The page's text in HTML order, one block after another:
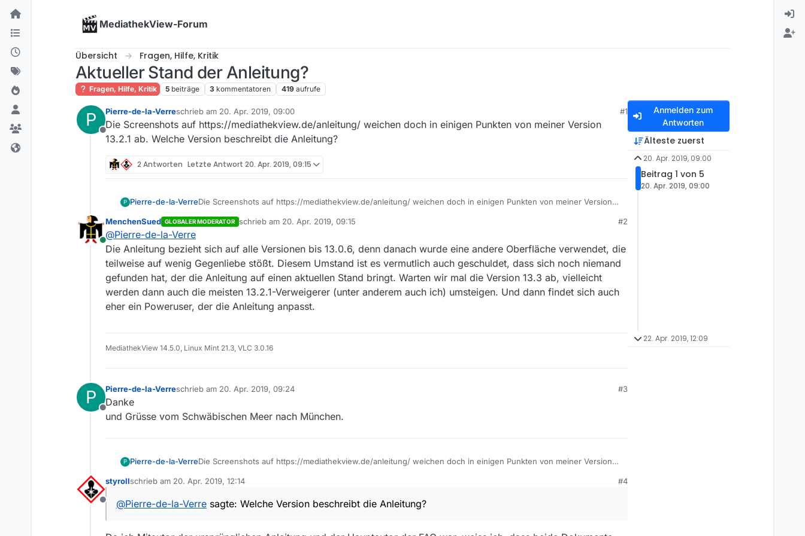
Skip to content
MediathekView-Forum
Übersicht Fragen, Hilfe, Kritik
Aktueller Stand der Anleitung?
Fragen, Hilfe, Kritik 5 beiträge 3 kommentatoren 419 aufrufe
P
Offline
Pierre-de-la-Verreschrieb am 20. Apr. 2019, 09:00
zuletzt editiert von
#1
Die Screenshots auf https://mediathekview.de/anleitung/ weichen doch in einigen Punkten von meiner Version
13.2.1 ab. Welche Version beschreibt die Anleitung?
2 Antworten Letzte Antwort 20. Apr. 2019, 09:15
P Pierre-de-la-VerreDie Screenshots auf https://mediathekview.de/anleitung/ weichen doch in einigen Punkten von meiner Version
Online
MenchenSued GLOBALER MODERATOR schrieb am 20. Apr. 2019, 09:15
zuletzt editiert von
#2
@Pierre-de-la-Verre
Die Anleitung bezieht sich auf alle Versionen bis 13.0.6, denn danach wurde eine andere Oberfläche verwendet, die
teilweise auf wenig Gegenliebe stößt. Diesem Umstand ist es vermutlich auch geschuldet, dass sich noch niemand
gefunden hat, der die Anleitung auf einen aktuellen Stand bringt. Warten wir mal die Version 13.3 ab, vielleicht
werden dann auch die meisten 13.2.1-Verweigerer (unter anderem auch ich) umsteigen. Und dann findet sich auch
eher ein Poweruser, der die Anleitung anpasst.
MediathekView 14.5.0, Linux Mint 21.3, VLC 3.0.16
P
Offline
Pierre-de-la-Verreschrieb am 20. Apr. 2019, 09:24
zuletzt editiert von
#3
Danke
und Grüsse vom Schwäbischen Meer nach München.
P Pierre-de-la-VerreDie Screenshots auf https://mediathekview.de/anleitung/ weichen doch in einigen Punkten von meiner Version
Offline
styrollschrieb am 20. Apr. 2019, 12:14
zuletzt editiert von
#4
@Pierre-de-la-Verre sagte: Welche Version beschreibt die Anleitung?
Anmelden zum
Antworten
Älteste zuerst
20. Apr. 2019, 09:00
Beitrag 1 von 5
20. Apr. 2019, 09:00
22. Apr. 2019, 12:09